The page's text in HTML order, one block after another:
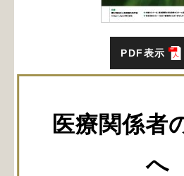
医療関係者
へ
PDF表示
日時：2023年6月9日（金）